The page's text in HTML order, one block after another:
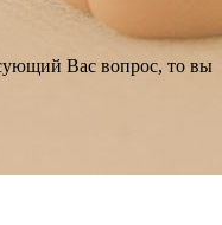
Вас вопрос, то вы